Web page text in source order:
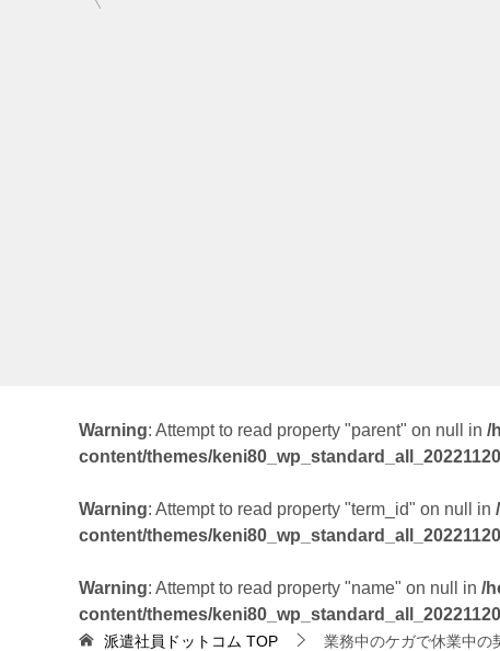
Warning: Attempt to read property "parent" on null in /
content/themes/
Warning: Attempt to read property "term_id" on null in
content/themes/
Warning: Attempt to read property "name" on null in /
content/themes/
派遣社員ドットコム TOP 業務中のケガで休業中の